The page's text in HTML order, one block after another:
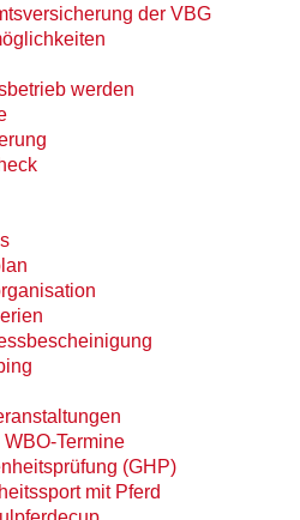
der VBG
werden
Termine
(GHP)
mit Pferd